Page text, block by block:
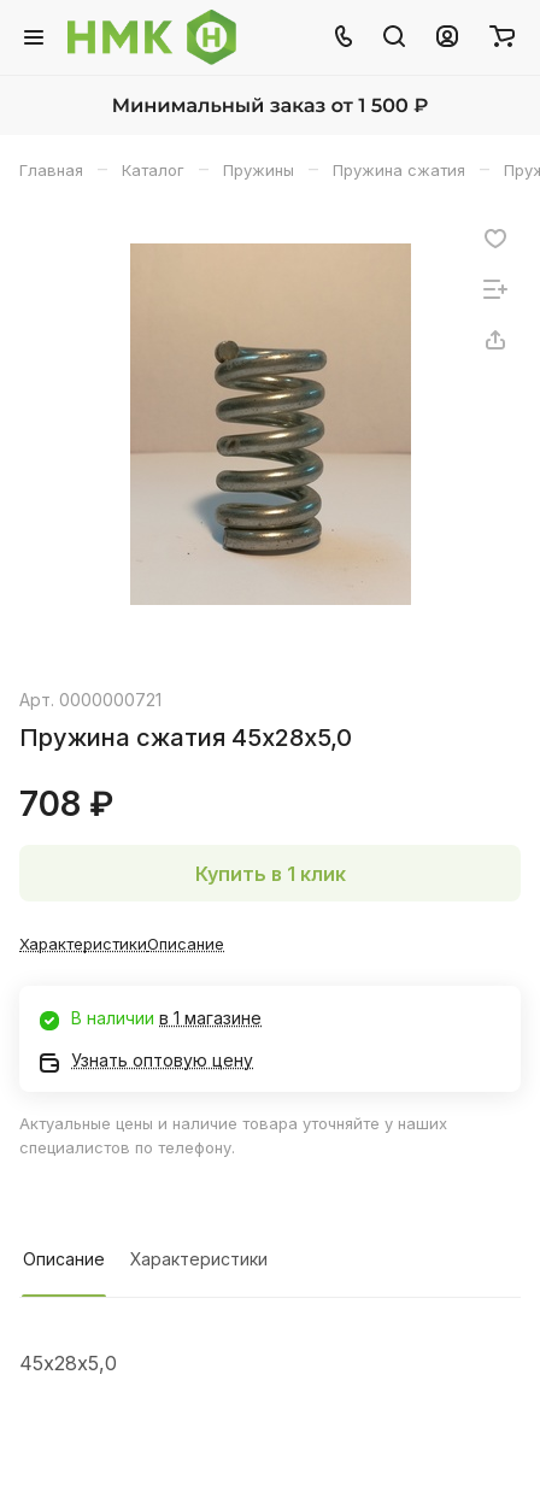
Главная – Каталог – Пружины – Пружина сжатия –
Арт. 0000000721
Пружина сжатия 45х28х5,0
708 ₽
Купить в 1 клик
ХарактеристикиОписание
В наличии в 1 магазине
Узнать оптовую цену
Актуальные цены и наличие товара уточняйте у наших
специалистов по телефону.
Описание Характеристики
45х28х5,0